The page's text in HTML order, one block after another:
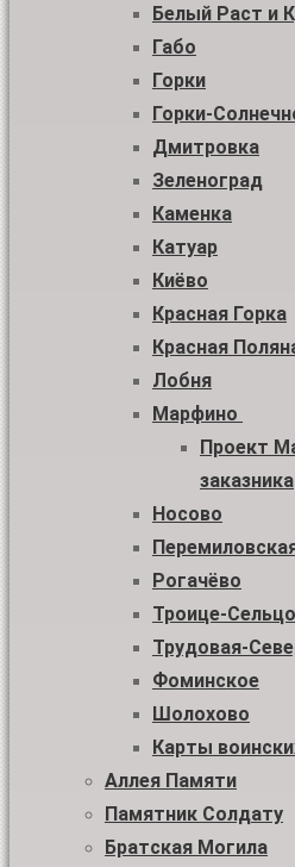
Белый Раст и
Габо
Горки
Горки-
Дмитровка
Зеленоград
Каменка
Катуар
Киёво
Красная Горка
Красная
Лобня
Марфино
Проект
заказника
Носово
Рогачёво
Троице-Сельцо
Трудовая-
Фоминское
Шолохово
Карты
Аллея Памяти
Памятник Солдату
Братская Могила